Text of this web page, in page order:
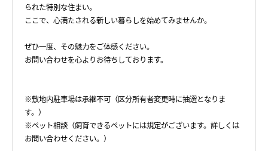
られた特別な住まい。
ここで、心満たされる新しい暮らしを始めてみませんか。
ぜひ一度、その魅力をご体感ください。
お問い合わせを心よりお待ちしております。
※敷地内駐車場は承継不可（区分所有者変更時に抽選となりま
す。）
※ペット相談（飼育できるペットには規定がございます。詳しくは
お問い合わせください。）